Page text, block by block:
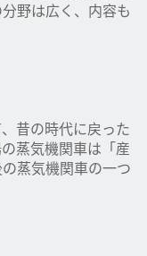
野は広く、内容も
昔の時代に戻った
蒸気機関車は「産
蒸気機関車の一つ